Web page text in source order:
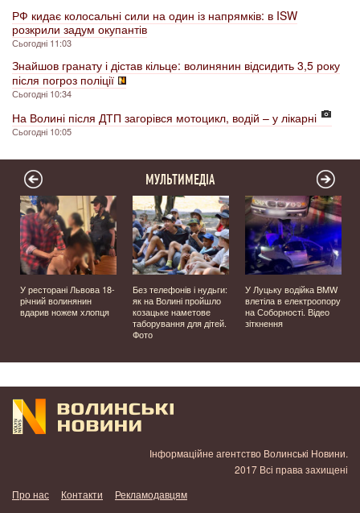
РФ кидає колосальні сили на один із напрямків: в ISW
розкрили задум окупантів
Сьогодні 11:03
Знайшов гранату і дістав кільце: волинянин відсидить 3,5 року
після погроз поліції
Сьогодні 10:34
На Волині після ДТП загорівся мотоцикл, водій – у лікарні
Сьогодні 10:05
МУЛЬТИМЕДІА
У ресторані Львова 18-
річний волинянин
вдарив ножем хлопця
Без телефонів і нудьги:
як на Волині пройшло
козацьке наметове
таборування для дітей.
Фото
У Луцьку водійка BMW
влетіла в електроопору
на Соборності. Відео
зіткнення
Інформаційне агентство Волинські Новини.
2017 Всі права захищені
Про нас
Контакти Рекламодавцям